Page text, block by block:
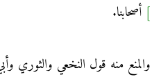
] أصحابنا.
والمنع منه قول النخعي والثوري